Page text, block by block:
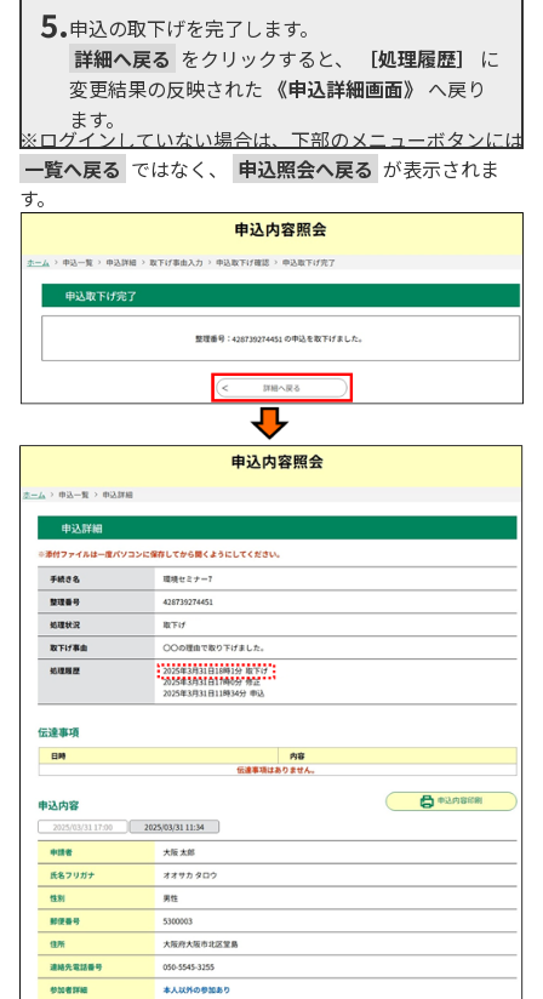
5.申込の取下げを完了します。
詳細へ戻る をクリックすると、 ［処理履歴］
に
変更結果の反映された 《申込詳細画面》 へ戻り
ます。
※ログインしていない場合は、下部のメニューボタンには
一覧へ戻る ではなく、 申込照会へ戻る が表示されま
す。